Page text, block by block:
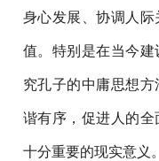
身心发展、协调人
值。特别是在当今
究孔子的中庸思想
谐有序，促进人的
十分重要的现实意义。